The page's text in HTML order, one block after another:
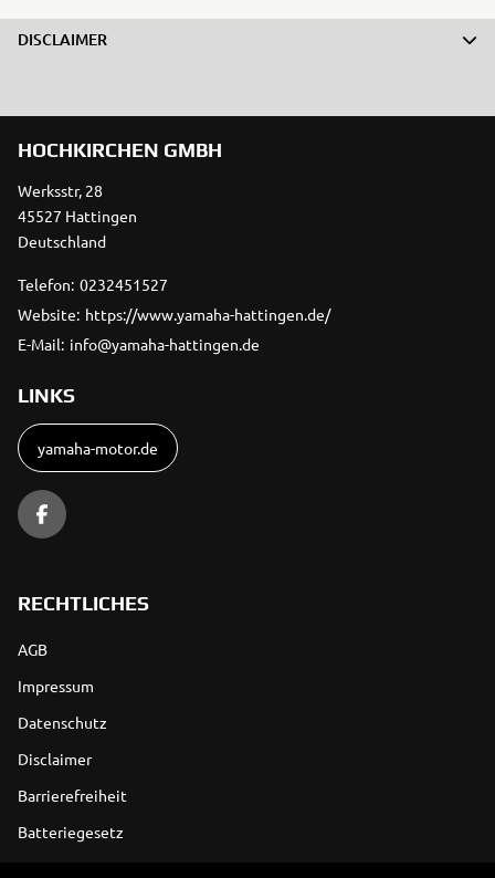
DISCLAIMER
HOCHKIRCHEN GMBH
Werksstr, 28
45527 Hattingen
Deutschland
Telefon: 0232451527
Website: https://www.yamaha-hattingen.de/
E-Mail: info@yamaha-hattingen.de
LINKS
yamaha-motor.de
RECHTLICHES
AGB
Impressum
Datenschutz
Disclaimer
Barrierefreiheit
Batteriegesetz